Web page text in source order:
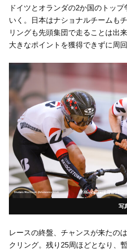
ドイツとオランダの2か国のトッ
いく。日本はナショナルチームも
リングも先頭集団で走ることは出
大きなポイントを獲得できずに周
写
レースの終盤、チャンスが来たの
クリング。残り25周ほどとなり、